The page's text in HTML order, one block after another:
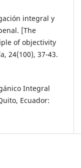
integral y
[The
of objectivity
24(100), 37-43.
Integral
Ecuador: